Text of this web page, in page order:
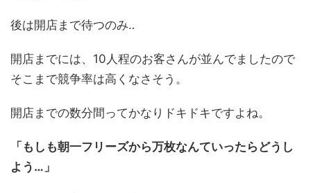
後は開店まで待つのみ‥
開店までには、10人程のお客さんが並んでましたので
そこまで競争率は高くなさそう。
開店までの数分間ってかなりドキドキですよね。
「もしも朝一フリーズから万枚なんていったらどうし
よう…」